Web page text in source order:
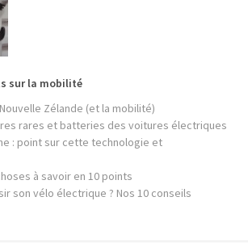
sur la mobilité
Zélande (et la mobilité)
rares et batteries des voitures électriques
: point sur cette technologie et
à savoir en 10 points
son vélo électrique ? Nos 10 conseils